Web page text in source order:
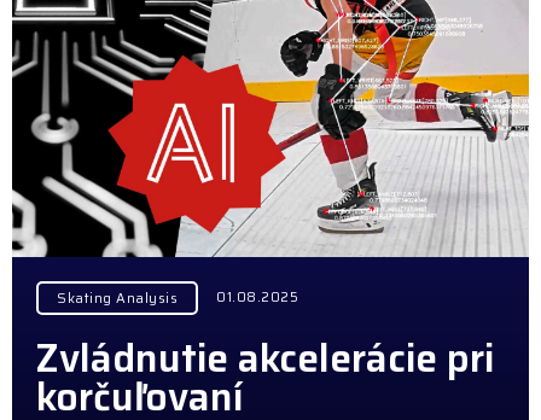
Skating Analysis 01.08.2025
Zvládnutie akcelerácie pri
korčuľovaní